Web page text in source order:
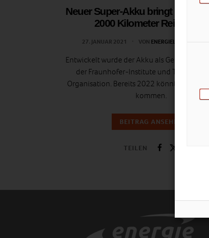
Neuer Super-Akku bringt E-Autos
2000 Kilometer Reichweite
27. JANUAR 2021 VON ENERGIELEBEN
Entwickelt wurde der Akku als
der Fraunhofer-Institute und The
Organisation. Bereits 2022 könnte er auf
kommen.
BEITRAG ANSEHEN
TEILEN